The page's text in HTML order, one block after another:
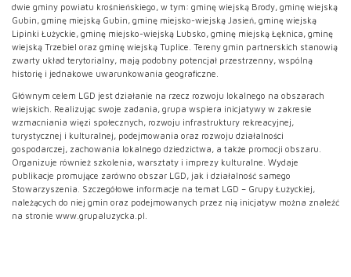
dwie gminy powiatu krośnieńskiego, w tym: gminę wiejską Brody, gminę wiejską
Gubin, gminę miejską Gubin, gminę miejsko-wiejską Jasień, gminę wiejską
Lipinki Łużyckie, gminę miejsko-wiejską Lubsko, gminę miejską Łęknica, gminę
wiejską Trzebiel oraz gminę wiejską Tuplice. Tereny gmin partnerskich stanowią
zwarty układ terytorialny, mają podobny potencjał przestrzenny, wspólną
historię i jednakowe uwarunkowania geograficzne.
Głównym celem LGD jest działanie na rzecz rozwoju lokalnego na obszarach
wiejskich. Realizując swoje zadania, grupa wspiera inicjatywy w zakresie
wzmacniania więzi społecznych, rozwoju infrastruktury rekreacyjnej,
turystycznej i kulturalnej, podejmowania oraz rozwoju działalności
gospodarczej, zachowania lokalnego dziedzictwa, a także promocji obszaru.
Organizuje również szkolenia, warsztaty i imprezy kulturalne. Wydaje
publikacje promujące zarówno obszar LGD, jak i działalność samego
Stowarzyszenia. Szczegółowe informacje na temat LGD – Grupy Łużyckiej,
należących do niej gmin oraz podejmowanych przez nią inicjatyw można znaleźć
na stronie www.grupaluzycka.pl.